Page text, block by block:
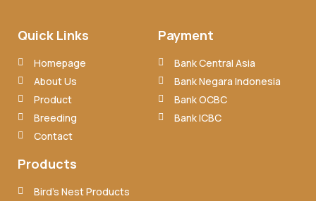
Quick Links
Homepage
About Us
Product
Breeding
Contact
Payment
Bank Central Asia
Bank Negara Indonesia
Bank OCBC
Bank ICBC
Products
Bird’s Nest Products